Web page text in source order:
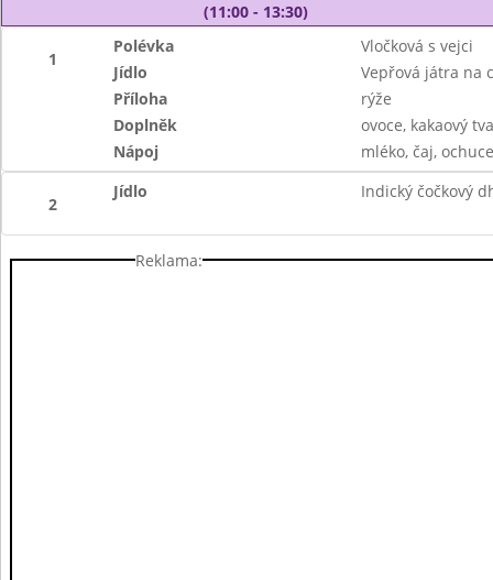
(11:00 - 13:30)
1
Polévka
Vločková s vejci
Jídlo
Vepřová játra na
Příloha
rýže
Doplněk
ovoce, kakaový
Nápoj
mléko, čaj,
2
Jídlo Indický čočkový
Reklama: